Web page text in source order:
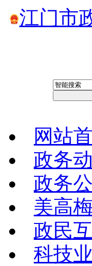
江门市
网站
政务
政务
美高
政民
科技